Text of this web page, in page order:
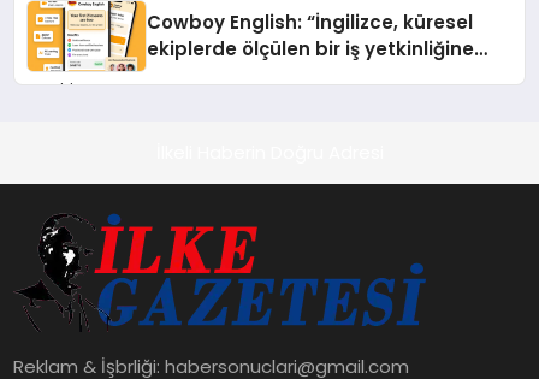
Cowboy English: “İngilizce, küresel
ekiplerde ölçülen bir iş yetkinliğine
Reklam & İşbrliği:habersonuclari@gmail.com